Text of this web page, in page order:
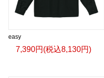
easy
7,390円(税込8,130円)